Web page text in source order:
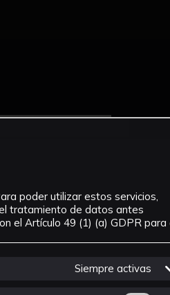
poder utilizar estos servicios,
tratamiento de datos antes
el Artículo 49 (1) (a) GDPR para
Siempre activas